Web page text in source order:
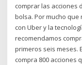
comprar las acciones
bolsa. Por mucho que
con Uber y la
recomendamos
primeros seis meses.
compra 800 acciones